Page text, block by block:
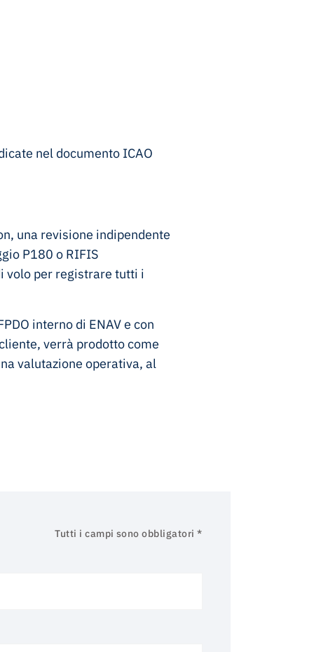
nel documento ICAO
una revisione indipendente
P180 o RIFIS
volo per registrare tutti i
interno di ENAV e con
verrà prodotto come
valutazione operativa, al
Tutti i campi sono obbligatori *